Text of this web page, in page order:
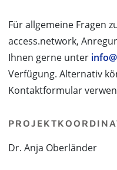
Für allgemeine Fragen
access.network,
Ihnen gerne unter
Verfügung. Alternativ
Kontaktformular
Dr. Anja Oberländer